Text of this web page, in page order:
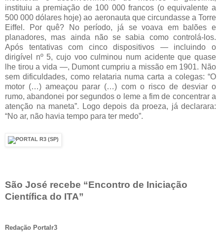
instituiu a premiação de 100 000 francos (o equivalente a
500 000 dólares hoje) ao aeronauta que circundasse a Torre
Eiffel. Por quê? No período, já se voava em balões e
planadores, mas ainda não se sabia como controlá-los.
Após tentativas com cinco dispositivos — incluindo o
dirigível nº 5, cujo voo culminou num acidente que quase
lhe tirou a vida —, Dumont cumpriu a missão em 1901. Não
sem dificuldades, como relataria numa carta a colegas: “O
motor (…) ameaçou parar (…) com o risco de desviar o
rumo, abandonei por segundos o leme a fim de concentrar a
atenção na maneta”. Logo depois da proeza, já declarara:
“No ar, não havia tempo para ter medo”.
São José recebe “Encontro de Iniciação
Científica do ITA”
Redação Portalr3